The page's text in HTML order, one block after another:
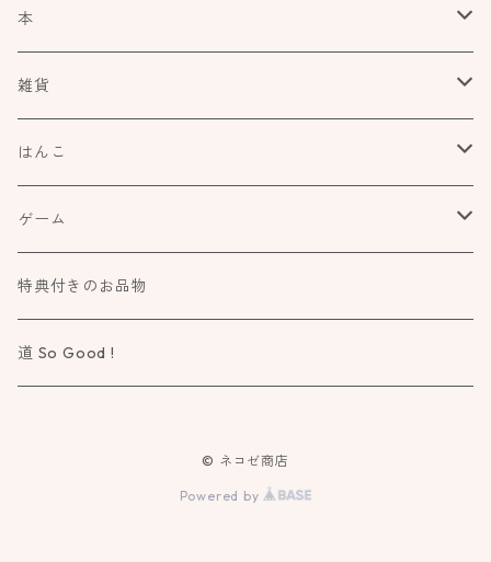
本
食べもの飲みものお酒とか
アートや絵本の世界
だれかの考えごと
詩歌と会う
物語に飛びこむ
雑貨
kurofutago
ブローチ
ミラー
文具
はんこ
オスコラボ
カタチ×モヨウスタンプ
小さなカタチ×モヨウスタンプ
タカトモハンコ
ゲーム
Atelier Mimir
特典付きのお品物
道 So Good !
© ネコゼ商店
Powered by